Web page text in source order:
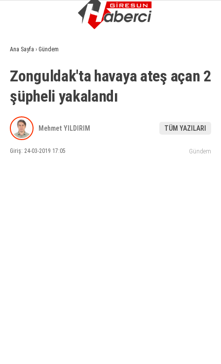
GÜNDEM
EKONOMI
SIYASET
ASAYIŞ
Ana Sayfa › Gündem
Zonguldak'ta havaya ateş açan 2
şüpheli yakalandı
Mehmet YILDIRIM TÜM YAZILARI
Giriş: 24-03-2019 17:05 Gündem